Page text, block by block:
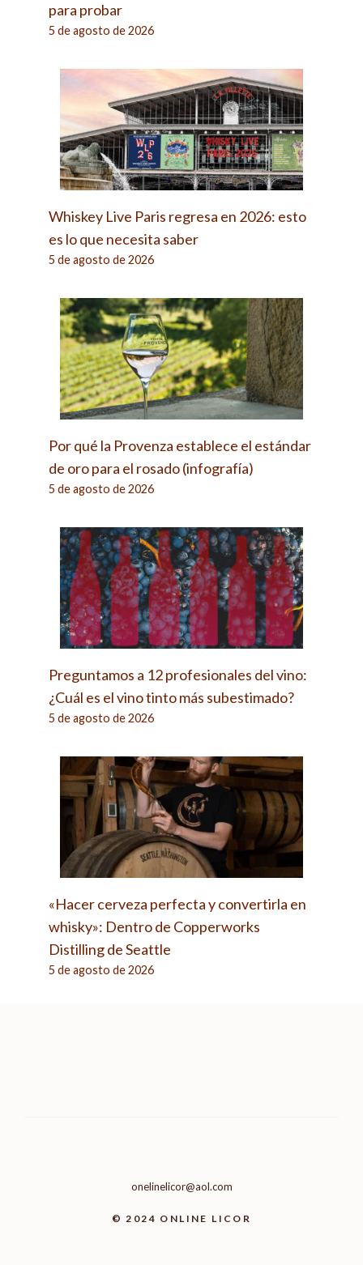
para probar
5 de agosto de 2026
Whiskey Live Paris regresa en 2026: esto
es lo que necesita saber
5 de agosto de 2026
Por qué la Provenza establece el estándar
de oro para el rosado (infografía)
5 de agosto de 2026
Preguntamos a 12 profesionales del vino:
¿Cuál es el vino tinto más subestimado?
5 de agosto de 2026
«Hacer cerveza perfecta y convertirla en
whisky»: Dentro de Copperworks
Distilling de Seattle
5 de agosto de 2026
© 2024 ONLINE LICOR
onelinelicor@aol.com